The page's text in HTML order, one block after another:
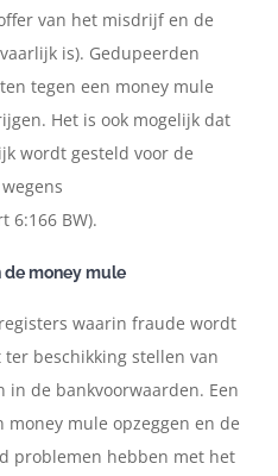
van het misdrijf en de
is). Gedupeerden
tegen een money mule
Het is ook mogelijk dat
wordt gesteld voor de
6:166 BW).
de money mule
waarin fraude wordt
beschikking stellen van
de bankvoorwaarden. Een
mule opzeggen en de
problemen hebben met het